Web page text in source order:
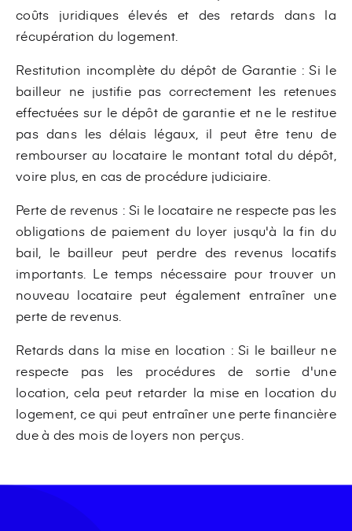
coûts juridiques élevés et des retards dans la
récupération du logement.
Restitution incomplète du dépôt de Garantie : Si le
bailleur ne justifie pas correctement les retenues
effectuées sur le dépôt de garantie et ne le restitue
pas dans les délais légaux, il peut être tenu de
rembourser au locataire le montant total du dépôt,
voire plus, en cas de procédure judiciaire.
Perte de revenus : Si le locataire ne respecte pas les
obligations de paiement du loyer jusqu'à la fin du
bail, le bailleur peut perdre des revenus locatifs
importants. Le temps nécessaire pour trouver un
nouveau locataire peut également entraîner une
perte de revenus.
Retards dans la mise en location : Si le bailleur ne
respecte pas les procédures de sortie d'une
location, cela peut retarder la mise en location du
logement, ce qui peut entraîner une perte financière
due à des mois de loyers non perçus.